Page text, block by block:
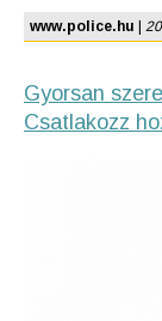
www.police.hu
Gyorsan
Csatlakozz